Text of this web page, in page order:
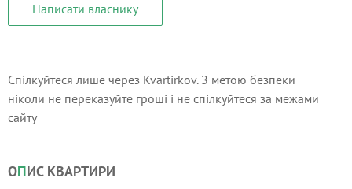
Написати власнику
Спілкуйтеся лише через Kvartirkov. З метою безпеки
ніколи не переказуйте гроші і не спілкуйтеся за межами
сайту
ОПИС КВАРТИРИ